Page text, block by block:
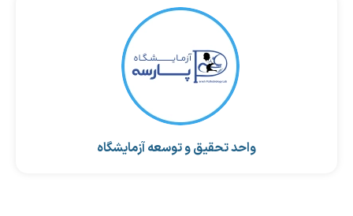
واحد تحقیق و توسعه آزمایشگاه